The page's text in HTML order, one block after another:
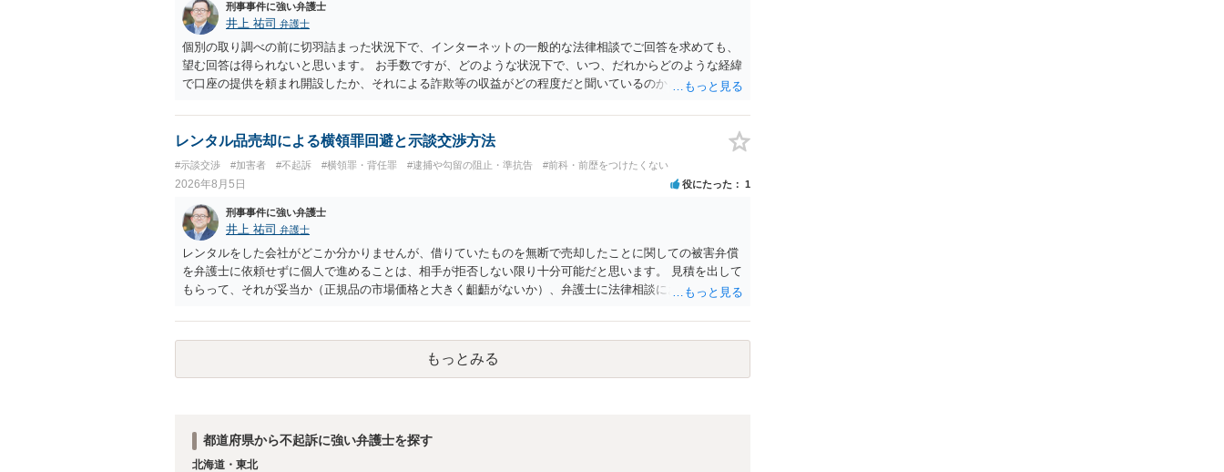
刑事事件に強い弁護士
井上 祐司 弁護士
個別の取り調べの前に切羽詰まった状況下で、インターネットの一般的な法律相談でご回答を求めても、
望む回答は得られないと思います。 お手数ですが、どのような状況下で、いつ、だれからどのような経緯
で口座の提供を頼まれ開設したか、それによる詐欺等の収益がどの程度だと聞いているのかということに
でいえば、任意取り調べの場合、ＩＣレコーダーを持参して取り調べ内容を録音することは必須だと考え
ます。
レンタル品売却による横領罪回避と示談交渉方法
#示談交渉 #加害者 #不起訴 #横領罪・背任罪 #逮捕や勾留の阻止・準抗告 #前科・前歴をつけたくない
2026年8月5日 役にたった 1
刑事事件に強い弁護士
井上 祐司 弁護士
レンタルをした会社がどこか分かりませんが、借りていたものを無断で売却したことに関しての被害弁償
を弁護士に依頼せずに個人で進めることは、相手が拒否しない限り十分可能だと思います。 見積を出して
もらって、それが妥当か（正規品の市場価格と大きく齟齬がないか）、弁護士に法律相談において助言を
もっとみる
都道府県から不起訴に強い弁護士を探す
北海道・東北